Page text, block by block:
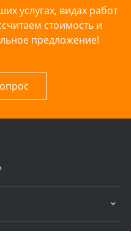
услугах, видах работ
стоимость и
предложение!